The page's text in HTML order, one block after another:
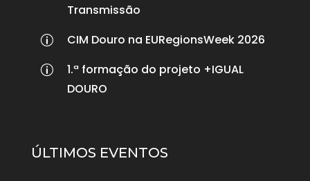
Transmissão
p CIM Douro na EURegionsWeek 2026
p
1.ª formação do projeto +IGUAL
DOURO
ÚLTIMOS EVENTOS